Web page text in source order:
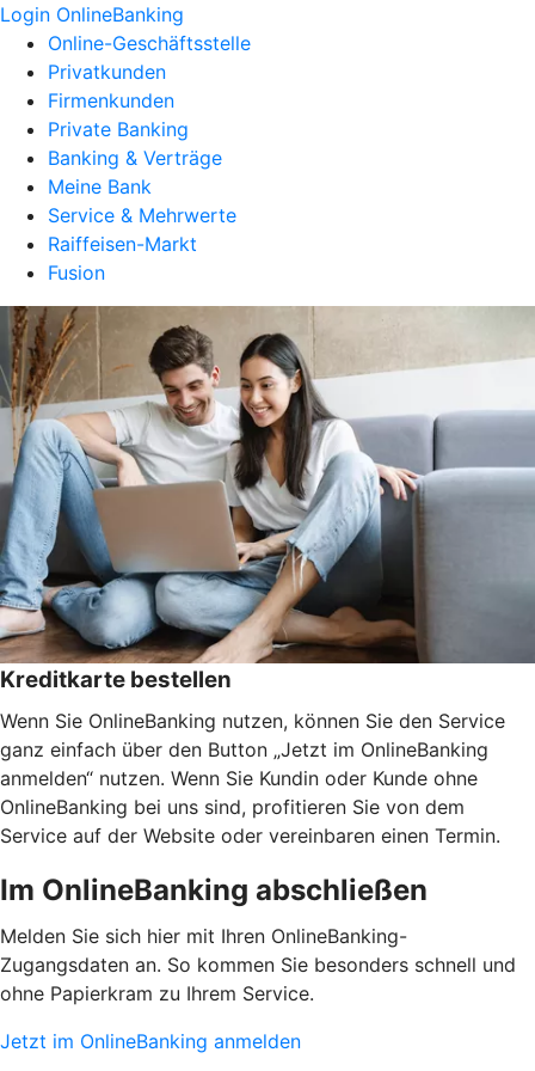
Login OnlineBanking
Online-Geschäftsstelle
Privatkunden
Firmenkunden
Private Banking
Banking & Verträge
Meine Bank
Service & Mehrwerte
Raiffeisen-Markt
Fusion
Kreditkarte bestellen
Wenn Sie OnlineBanking nutzen, können Sie den Service
ganz einfach über den Button „Jetzt im OnlineBanking
anmelden“ nutzen. Wenn Sie Kundin oder Kunde ohne
OnlineBanking bei uns sind, profitieren Sie von dem
Service auf der Website oder vereinbaren einen Termin.
Im OnlineBanking abschließen
Melden Sie sich hier mit Ihren OnlineBanking-
Zugangsdaten an. So kommen Sie besonders schnell und
ohne Papierkram zu Ihrem Service.
Jetzt im OnlineBanking anmelden